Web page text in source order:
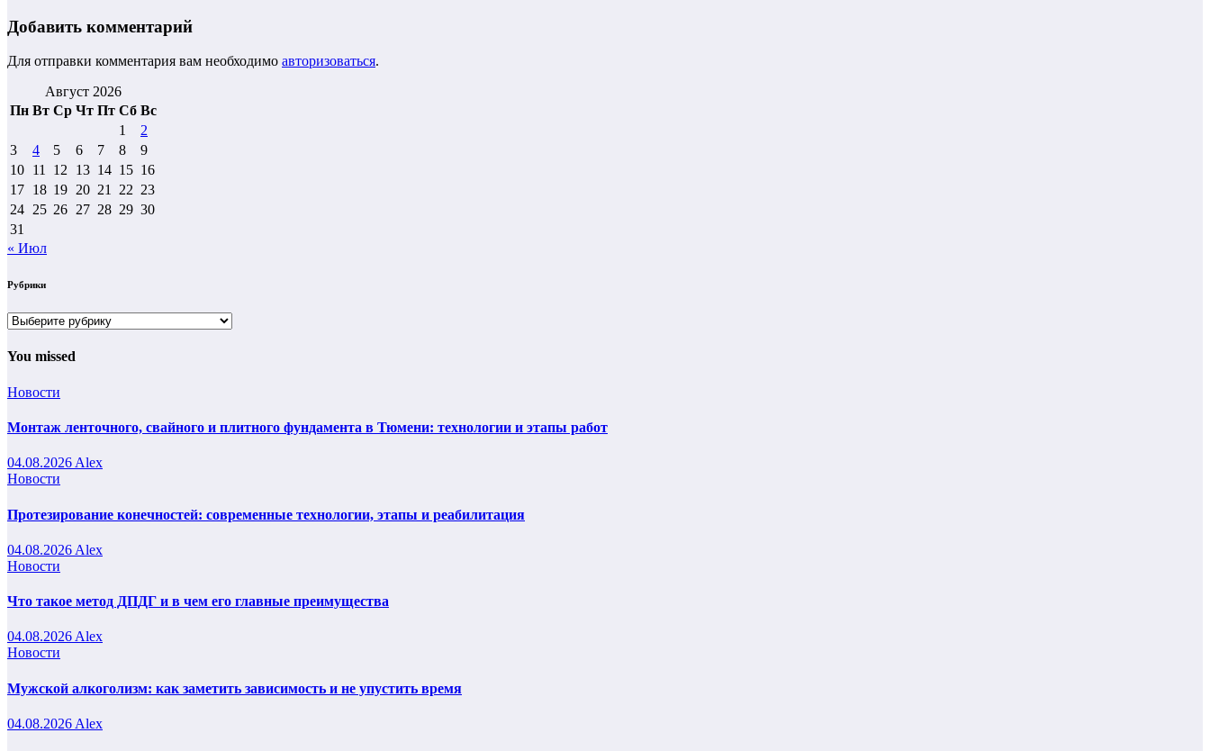
Добавить комментарий
Для отправки комментария вам необходимо авторизоваться.
Август 2026
Пн Вт Ср Чт Пт Сб Вс
1
2
3
4 5 6 7 8
9
10 11 12 13 14 15 16
17 18 19 20 21 22 23
24 25 26 27 28 29 30
31
« Июл
Рубрики
Рубрики
You missed
Новости
Монтаж ленточного, свайного и плитного фундамента в Тюмени: технологии и этапы работ
04.08.2026 Alex
Новости
Протезирование конечностей: современные технологии, этапы и реабилитация
04.08.2026 Alex
Новости
Что такое метод ДПДГ и в чем его главные преимущества
04.08.2026 Alex
Новости
Мужской алкоголизм: как заметить зависимость и не упустить время
04.08.2026 Alex